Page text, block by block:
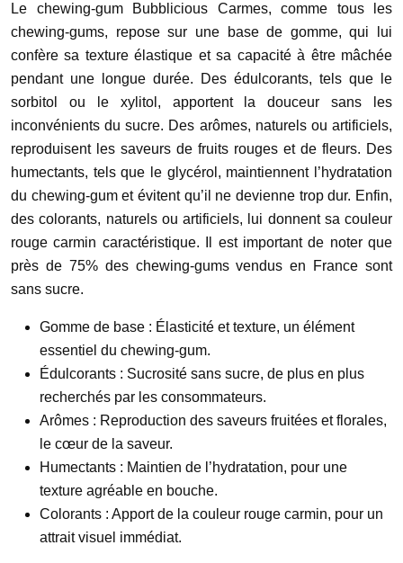
Le chewing-gum Bubblicious Carmes, comme tous les
chewing-gums, repose sur une base de gomme, qui lui
confère sa texture élastique et sa capacité à être mâchée
pendant une longue durée. Des édulcorants, tels que le
sorbitol ou le xylitol, apportent la douceur sans les
inconvénients du sucre. Des arômes, naturels ou artificiels,
reproduisent les saveurs de fruits rouges et de fleurs. Des
humectants, tels que le glycérol, maintiennent l’hydratation
du chewing-gum et évitent qu’il ne devienne trop dur. Enfin,
des colorants, naturels ou artificiels, lui donnent sa couleur
rouge carmin caractéristique. Il est important de noter que
près de 75% des chewing-gums vendus en France sont
sans sucre.
Gomme de base : Élasticité et texture, un élément
essentiel du chewing-gum.
Édulcorants : Sucrosité sans sucre, de plus en plus
recherchés par les consommateurs.
Arômes : Reproduction des saveurs fruitées et florales,
le cœur de la saveur.
Humectants : Maintien de l’hydratation, pour une
texture agréable en bouche.
Colorants : Apport de la couleur rouge carmin, pour un
attrait visuel immédiat.